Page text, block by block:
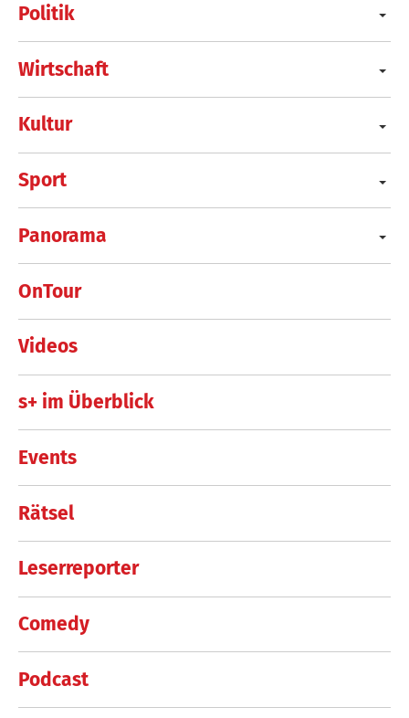
Politik
Wirtschaft
Kultur
Sport
Panorama
OnTour
Videos
s+ im Überblick
Events
Rätsel
Leserreporter
Comedy
Podcast